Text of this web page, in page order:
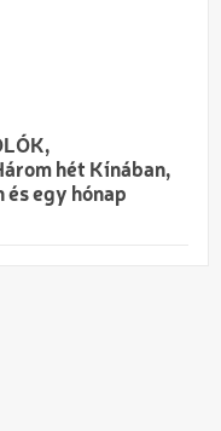
hét Kínában,
egy hónap